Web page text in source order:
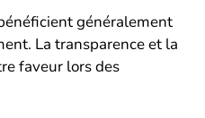
généralement
La transparence et la
faveur lors des